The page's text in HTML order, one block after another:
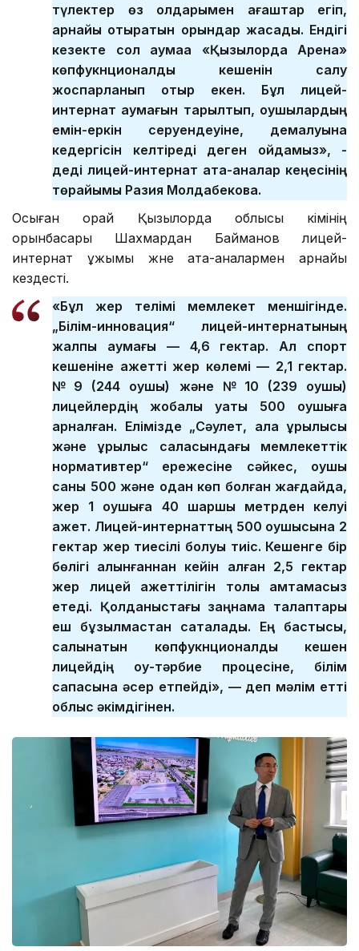
түлектер өз қолдарымен ағаштар егіп,
арнайы отыратын орындар жасады. Ендігі
кезекте сол аумаққа «Қызылорда Арена»
көпфукнционалды кешенін салу
жоспарланып отыр екен. Бұл лицей-
интернат аумағын тарылтып, оқушылардың
емін-еркін серуендеуіне, демалуына
кедергісін келтіреді деген ойдамыз», -
деді лицей-интернат ата-аналар кеңесінің
төрайымы Разия Молдабекова.
Осыған орай Қызылорда облысы әкімінің
орынбасары Шахмардан Байманов лицей-
интернат ұжымы және ата-аналармен арнайы
кездесті.
«Бұл жер телімі мемлекет меншігінде.
„Білім-инновация“ лицей-интернатының
жалпы аумағы — 4,6 гектар. Ал спорт
кешеніне қажетті жер көлемі — 2,1 гектар.
№ 9 (244 оқушы) және № 10 (239 оқушы)
лицейлердің жобалық қуаты 500 оқушыға
арналған. Елімізде „Сәулет, қала құрылысы
және құрылыс саласындағы мемлекеттік
нормативтер“ ережесіне сәйкес, оқушы
саны 500 және одан көп болған жағдайда,
жер 1 оқушыға 40 шаршы метрден келуі
қажет. Лицей-интернаттың 500 оқушысына 2
гектар жер тиесілі болуы тиіс. Кешенге бір
бөлігі алынғаннан кейін қалған 2,5 гектар
жер лицей қажеттілігін толық қамтамасыз
етеді. Қолданыстағы заңнама талаптары
еш бұзылмастан сақталады. Ең бастысы,
салынатын көпфукнционалды кешен
лицейдің оқу-тәрбие процесіне, білім
сапасына әсер етпейді», — деп мәлім етті
облыс әкімдігінен.